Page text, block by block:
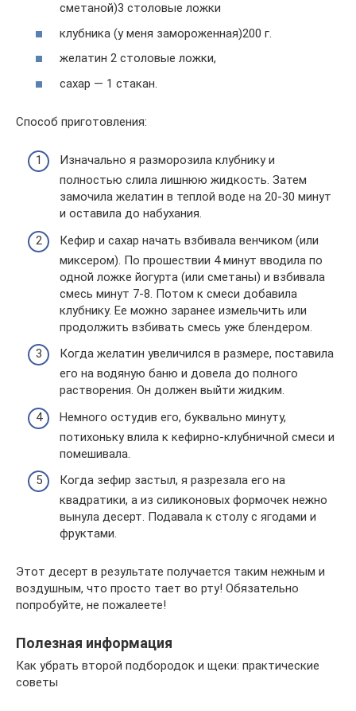
сметаной)3 столовые ложки
клубника (у меня замороженная)200 г.
желатин 2 столовые ложки,
сахар — 1 стакан.
Способ приготовления:
Изначально я разморозила клубнику и
полностью слила лишнюю жидкость. Затем
замочила желатин в теплой воде на 20-30 минут
и оставила до набухания.
Кефир и сахар начать взбивала венчиком (или
миксером). По прошествии 4 минут вводила по
одной ложке йогурта (или сметаны) и взбивала
смесь минут 7-8. Потом к смеси добавила
клубнику. Ее можно заранее измельчить или
продолжить взбивать смесь уже блендером.
Когда желатин увеличился в размере, поставила
его на водяную баню и довела до полного
растворения. Он должен выйти жидким.
Немного остудив его, буквально минуту,
потихоньку влила к кефирно-клубничной смеси и
помешивала.
Когда зефир застыл, я разрезала его на
квадратики, а из силиконовых формочек нежно
вынула десерт. Подавала к столу с ягодами и
фруктами.
Этот десерт в результате получается таким нежным и
воздушным, что просто тает во рту! Обязательно
попробуйте, не пожалеете!
Полезная информация
Как убрать второй подбородок и щеки: практические
советы